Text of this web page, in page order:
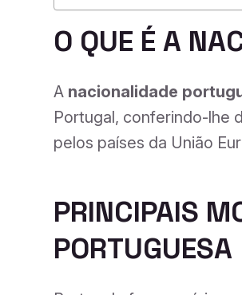
O QUE É A
A nacionalidade
Portugal, conferindo-lhe
pelos países da União
PRINCIPAIS
PORTUGUESA